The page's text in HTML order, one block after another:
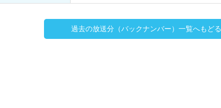
過去の放送分（バックナンバー）一覧へもどる